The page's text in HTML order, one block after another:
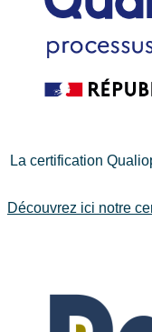
La certification
Découvrez ici notre